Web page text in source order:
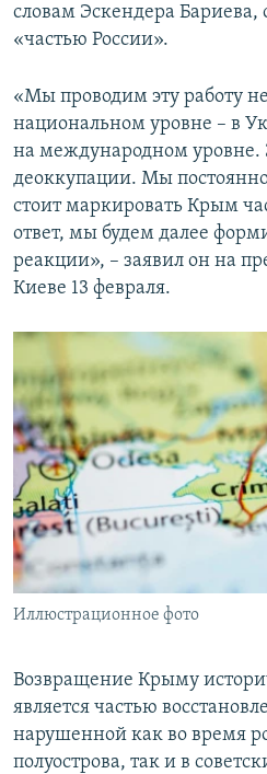
словам Эскендера
«частью России».
«Мы проводим эту работу
национальном уровне – в
на международном уровне.
деоккупации. Мы
стоит маркировать Крым
ответ, мы будем далее
реакции», – заявил он на
Киеве 13 февраля.
Иллюстрационное фото
Возвращение Крыму
является частью
нарушенной как во время
полуострова, так и в